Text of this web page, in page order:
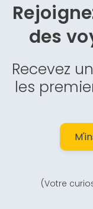
des
Recevez
les
(Votre